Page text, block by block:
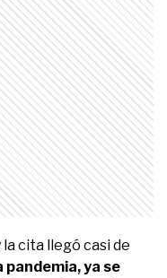
cita llegó casi de
pandemia, ya se